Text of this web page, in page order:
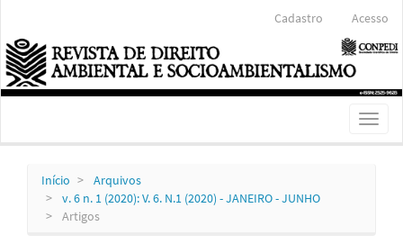
Conteúdo
principal
Barra
Lateral
Cadastro Acesso
Toggle
Início
Arquivos
v. 6 n. 1 (2020): V. 6. N.1 (2020) - JANEIRO - JUNHO
Artigos